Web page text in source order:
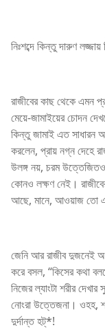
নিঃশব্দে কিন্তু দারুণ
রাজীবের কাছ থেকে এমন
মেয়ে-জামাইয়ের চোদন
কিন্তু জামাই এত সাধারন
করলেন, প্রায় নগ্ন দেহে
উলঙ্গ নয়, চরম উত্তেজিতও
কোনও লক্ষণ নেই।
আছে, মানে, আওয়াজ তো
জেনি আর রাজীব দুজনেই
করে বসল, “কিসের কথা
নিজের ল্যাংটা শরীর
নোংরা উত্তেজনা। ওহহ,
দুর্দান্ত হট্*!